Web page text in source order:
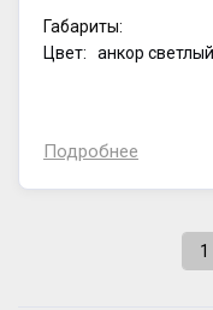
Габариты:
Цвет: анкор
Подробнее
1